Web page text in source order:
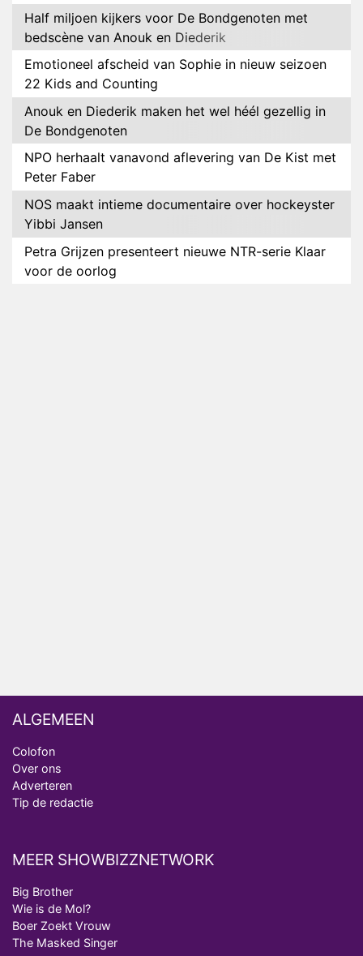
Half miljoen kijkers voor De Bondgenoten met
bedscène van Anouk en Diederik
Emotioneel afscheid van Sophie in nieuw seizoen
22 Kids and Counting
Anouk en Diederik maken het wel héél gezellig in
De Bondgenoten
NPO herhaalt vanavond aflevering van De Kist met
Peter Faber
NOS maakt intieme documentaire over hockeyster
Yibbi Jansen
Petra Grijzen presenteert nieuwe NTR-serie Klaar
voor de oorlog
ALGEMEEN
Colofon
Over ons
Adverteren
Tip de redactie
MEER SHOWBIZZNETWORK
Big Brother
Wie is de Mol?
Boer Zoekt Vrouw
The Masked Singer